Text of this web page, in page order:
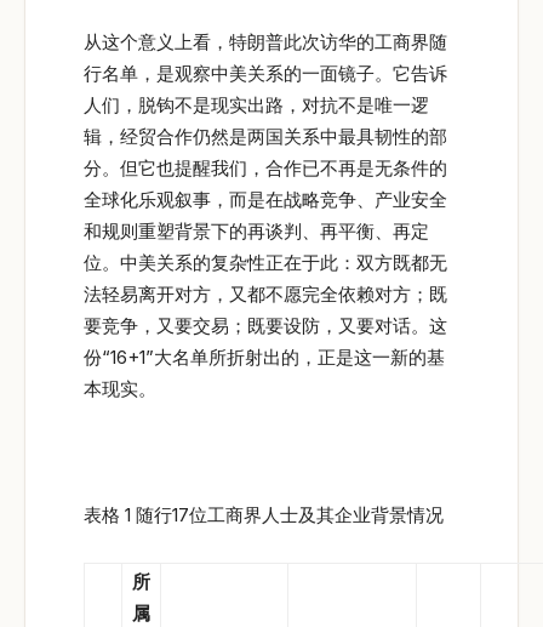
从这个意义上看，特朗普此次访华的工商界随
行名单，是观察中美关系的一面镜子。它告诉
人们，脱钩不是现实出路，对抗不是唯一逻
辑，经贸合作仍然是两国关系中最具韧性的部
分。但它也提醒我们，合作已不再是无条件的
全球化乐观叙事，而是在战略竞争、产业安全
和规则重塑背景下的再谈判、再平衡、再定
位。中美关系的复杂性正在于此：双方既都无
法轻易离开对方，又都不愿完全依赖对方；既
要竞争，又要交易；既要设防，又要对话。这
份“16+1”大名单所折射出的，正是这一新的基
本现实。
表格 1 随行17位工商界人士及其企业背景情况
所
属